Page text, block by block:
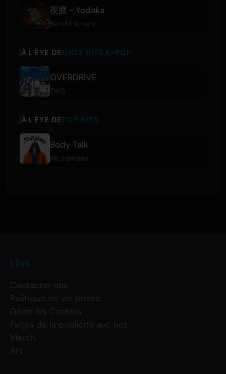
夜鷹 - Yodaka
Kenshi Yonezu
À L'ÊYE DEONLY HITS K-POP
OVERDRIVE
TWS
À L'ÊYE DETOP HITS
Body Talk
Mr. Fantasy
Lins
Contacter nos
Politique de vie privée
Gérer les Cookies
Faites de la publicité avc noz
Merch
API